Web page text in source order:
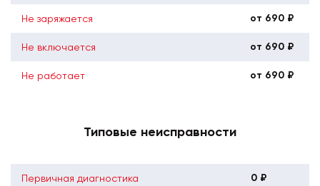
Не заряжается от 690 ₽
Не включается от 690 ₽
Не работает от 690 ₽
Типовые неисправности
Первичная диагностика 0 ₽